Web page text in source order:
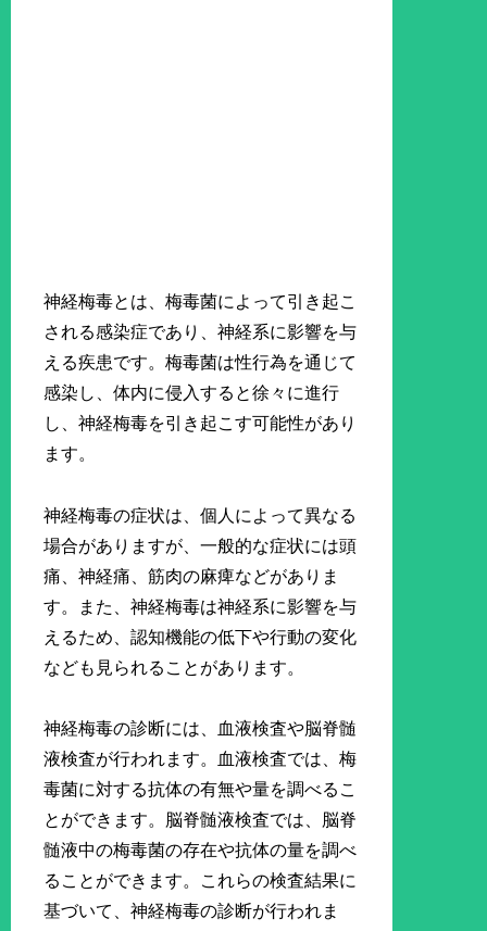
神経梅毒とは、梅毒菌によって引き起こ
される感染症であり、神経系に影響を与
える疾患です。梅毒菌は性行為を通じて
感染し、体内に侵入すると徐々に進行
し、神経梅毒を引き起こす可能性があり
ます。
神経梅毒の症状は、個人によって異なる
場合がありますが、一般的な症状には頭
痛、神経痛、筋肉の麻痺などがありま
す。また、神経梅毒は神経系に影響を与
えるため、認知機能の低下や行動の変化
なども見られることがあります。
神経梅毒の診断には、血液検査や脳脊髄
液検査が行われます。血液検査では、梅
毒菌に対する抗体の有無や量を調べるこ
とができます。脳脊髄液検査では、脳脊
髄液中の梅毒菌の存在や抗体の量を調べ
ることができます。これらの検査結果に
基づいて、神経梅毒の診断が行われま